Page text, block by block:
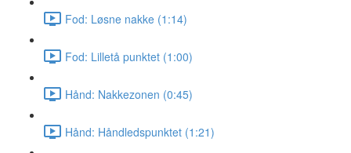
Fod: Løsne nakke (1:14)
Fod: Lilletå punktet (1:00)
Hånd: Nakkezonen (0:45)
Hånd: Håndledspunktet (1:21)